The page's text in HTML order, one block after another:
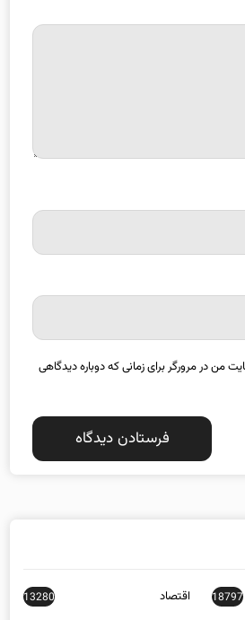
من در مرورگر برای زمانی که دوباره دیدگاهی
18797 اقتصاد 13280